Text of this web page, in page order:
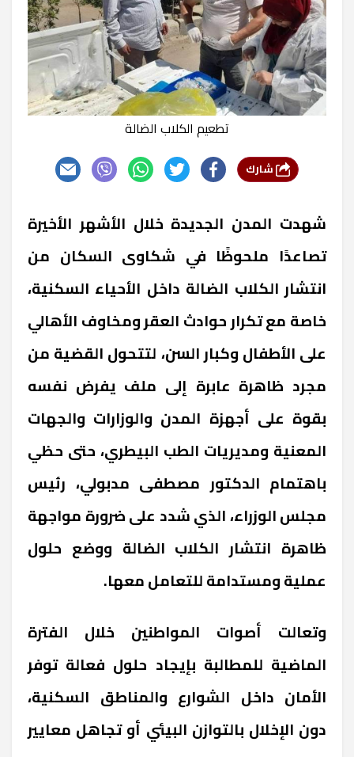
تطعيم الكلاب الضالة
شهدت المدن الجديدة خلال الأشهر الأخيرة
تصاعدًا ملحوظًا في شكاوى السكان من
انتشار الكلاب الضالة داخل الأحياء السكنية،
خاصة مع تكرار حوادث العقر ومخاوف الأهالي
على الأطفال وكبار السن، لتتحول القضية من
مجرد ظاهرة عابرة إلى ملف يفرض نفسه
بقوة على أجهزة المدن والوزارات والجهات
المعنية ومديريات الطب البيطري، حتى حظي
باهتمام الدكتور مصطفى مدبولي، رئيس
مجلس الوزراء، الذي شدد على ضرورة مواجهة
ظاهرة انتشار الكلاب الضالة ووضع حلول
عملية ومستدامة للتعامل معها.
وتعالت أصوات المواطنين خلال الفترة
الماضية للمطالبة بإيجاد حلول فعالة توفر
الأمان داخل الشوارع والمناطق السكنية،
دون الإخلال بالتوازن البيئي أو تجاهل معايير